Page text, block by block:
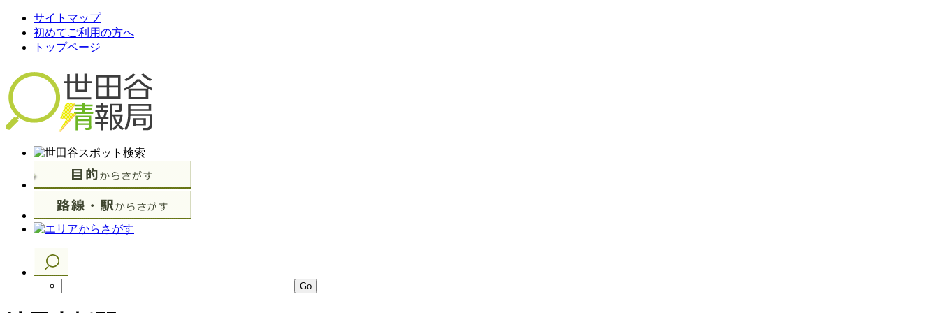
サイトマップ
初めてご利用の方へ
トップページ